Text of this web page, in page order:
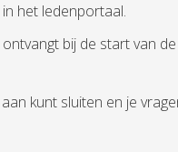
het ledenportaal.
bij de start van
kunt sluiten en je